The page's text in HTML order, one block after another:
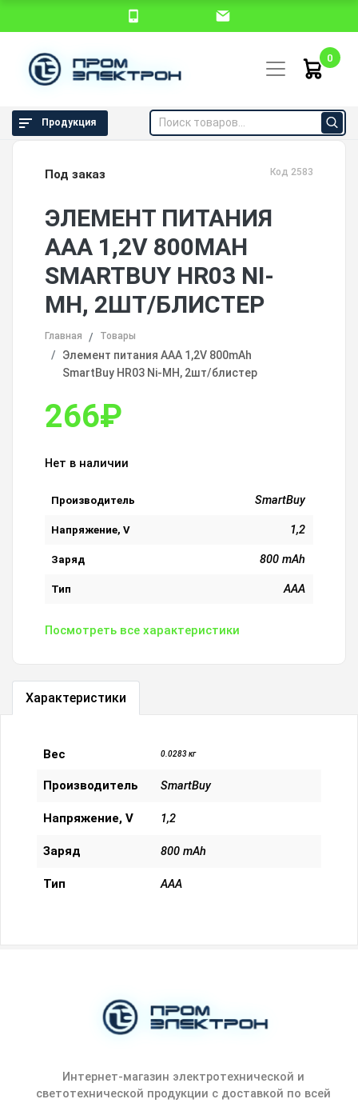
0
Продукция
Под заказ Код 2583
ЭЛЕМЕНТ ПИТАНИЯ
AAA 1,2V 800MAH
SMARTBUY HR03 NI-
MH, 2ШТ/БЛИСТЕР
Главная Товары
Элемент питания AAA 1,2V 800mAh
SmartBuy HR03 Ni-MH, 2шт/блистер
266₽
Нет в наличии
Производитель SmartBuy
Напряжение, V 1,2
Заряд 800 mAh
Тип AAA
Посмотреть все характеристики
Характеристики
Вес 0.0283 кг
Производитель SmartBuy
Напряжение, V 1,2
Заряд 800 mAh
Тип AAA
Интернет-магазин электротехнической и
светотехнической продукции с доставкой по всей